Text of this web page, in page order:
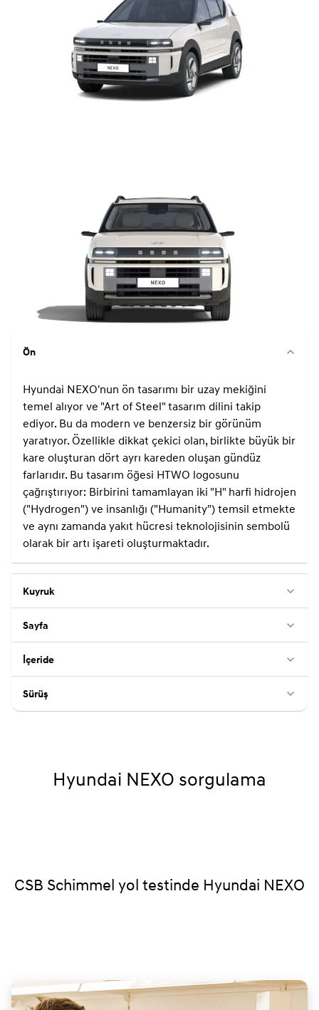
Ön
Hyundai NEXO'nun ön tasarımı bir uzay mekiğini
temel alıyor ve "Art of Steel" tasarım dilini takip
ediyor. Bu da modern ve benzersiz bir görünüm
yaratıyor. Özellikle dikkat çekici olan, birlikte büyük bir
kare oluşturan dört ayrı kareden oluşan gündüz
farlarıdır. Bu tasarım öğesi HTWO logosunu
çağrıştırıyor: Birbirini tamamlayan iki "H" harfi hidrojen
("Hydrogen") ve insanlığı ("Humanity") temsil etmekte
ve aynı zamanda yakıt hücresi teknolojisinin sembolü
olarak bir artı işareti oluşturmaktadır.
Kuyruk
Sayfa
İçeride
Sürüş
Hyundai NEXO sorgulama
CSB Schimmel yol testinde Hyundai NEXO